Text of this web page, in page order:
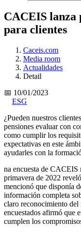
CACEIS lanza
para clientes
Caceis.com
Media room
Actualidades
Detail
📅 10/01/2023
ESG
¿Pueden nuestros
pensiones evaluar con
como cumplir los
expectativas en este
ayudarles con la
na encuesta de CACEIS
primavera de 2022
mencionó que disponía
información completa
claro reconocimiento del
encuestados afirmó que
cumplen los